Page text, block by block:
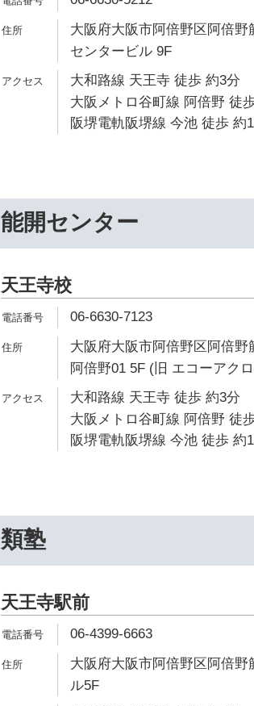
大阪府大阪市阿倍野区阿倍野
センタービル 9F
大和路線 天王寺 徒歩 約3分
大阪メトロ谷町線 阿倍野 徒
阪堺電軌阪堺線 今池 徒歩 約
能開センター
天王寺校
06-6630-7123
大阪府大阪市阿倍野区阿倍野
阿倍野01 5F (旧 エコーアク
大和路線 天王寺 徒歩 約3分
大阪メトロ谷町線 阿倍野 徒
阪堺電軌阪堺線 今池 徒歩 約
類塾
天王寺駅前
06-4399-6663
大阪府大阪市阿倍野区阿倍野
ル5F